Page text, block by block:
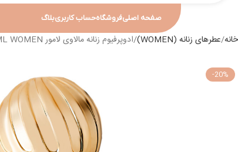
صفحه اصلیفروشگاهحساب کاربریبلاگ
خانه عطرهای زنانه (WOMEN) ادوپرفیوم زنانه مالاوی لامور MALAVI ROUND L’AMOUR EDP 100ML WOMEN
-20%